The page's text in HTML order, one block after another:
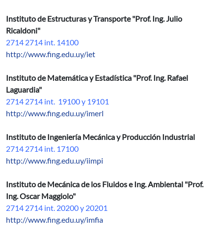
Instituto de Estructuras y Transporte "Prof. Ing. Julio
Ricaldoni"
2714 2714 int. 14100
http://www.fing.edu.uy/iet
Instituto de Matemática y Estadística "Prof. Ing. Rafael
Laguardia"
2714 2714 int. 19100 y 19101
http://www.fing.edu.uy/imerl
Instituto de Ingeniería Mecánica y Producción Industrial
2714 2714 int. 17100
http://www.fing.edu.uy/iimpi
Instituto de Mecánica de los Fluidos e Ing. Ambiental "Prof.
Ing. Oscar Maggiolo"
2714 2714 int. 20200 y 20201
http://www.fing.edu.uy/imfia